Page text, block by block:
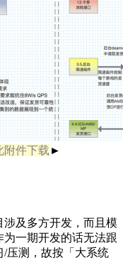
附件下载 ►
及多方开发，而且模
一期开发的话无法跟
/压测，故按「大系统